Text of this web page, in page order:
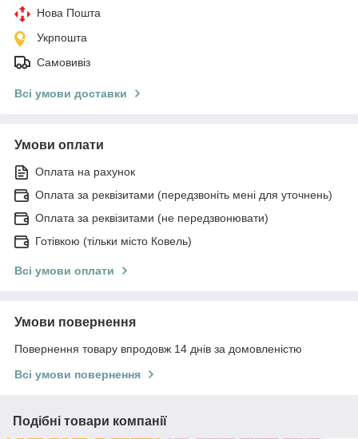
Нова Пошта
Укрпошта
Самовивіз
Всі умови доставки
Умови оплати
Оплата на рахунок
Оплата за реквізитами (передзвоніть мені для уточнень)
Оплата за реквізитами (не передзвонювати)
Готівкою (тільки місто Ковель)
Всі умови оплати
Умови повернення
Повернення товару впродовж 14 днів за домовленістю
Всі умови повернення
Подібні товари компанії